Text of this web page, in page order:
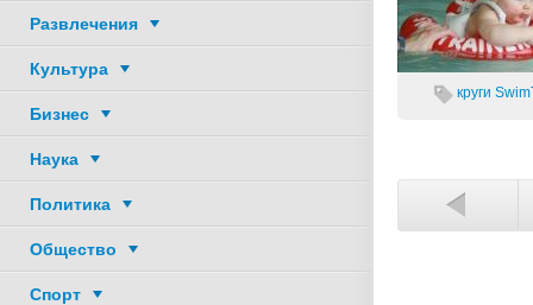
Развлечения
Культура
Бизнес
Наука
Политика
Общество
Спорт
круги